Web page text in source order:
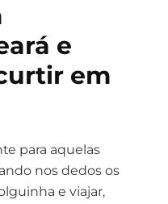
e
em
para aquelas
nos dedos os
e viajar,